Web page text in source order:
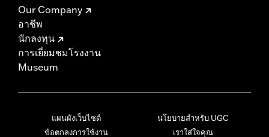
Our Company
อาชีพ
นักลงทุน
การเยี่ยมชมโรงงาน
Museum
แผนผังเว็บไซต์
ข้อตกลงการใช้งาน
นโยบายสำหรับ UGC
เราใส่ใจคุณ